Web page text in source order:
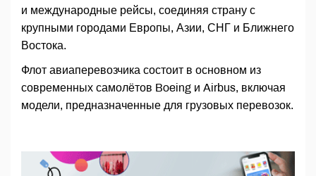
и международные рейсы, соединяя страну с
крупными городами Европы, Азии, СНГ и Ближнего
Востока.
Флот авиаперевозчика состоит в основном из
современных самолётов Boeing и Airbus, включая
модели, предназначенные для грузовых перевозок.